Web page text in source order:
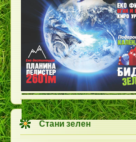
Стани зелен